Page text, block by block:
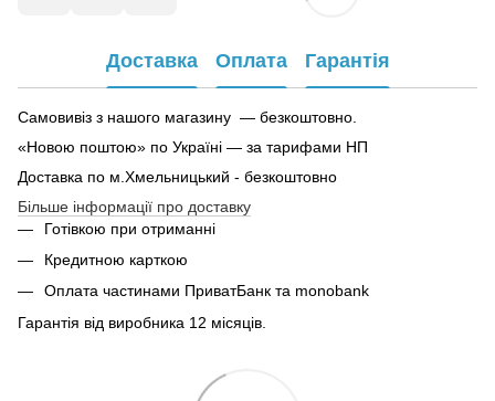
Доставка Оплата Гарантія
Самовивіз з нашого магазину — безкоштовно.
«Новою поштою» по Україні — за тарифами НП
Доставка по м.Хмельницький - безкоштовно
Більше інформації про доставку
Готівкою при отриманні
Кредитною карткою
Оплата частинами ПриватБанк та monobank
Гарантія від виробника 12 місяців.